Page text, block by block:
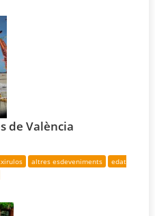
de València
altres esdeveniments
edat